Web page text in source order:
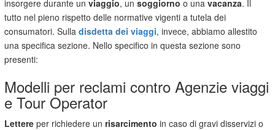
insorgere durante unviaggio, unsoggiornoo unavacanza. Il
tutto nel pieno rispetto delle normative vigenti a tutela dei
consumatori. Sulladisdetta dei viaggi, invece, abbiamo allestito
una specifica sezione. Nello specifico in questa sezione sono
presenti:
Modelli per reclami contro Agenzie viaggi
e Tour Operator
Lettere per richiedere unrisarcimentoin caso di gravi disservizi o